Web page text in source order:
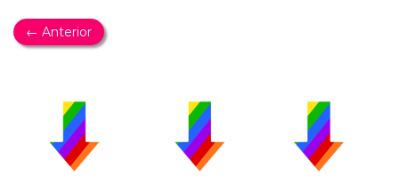
← Anterior